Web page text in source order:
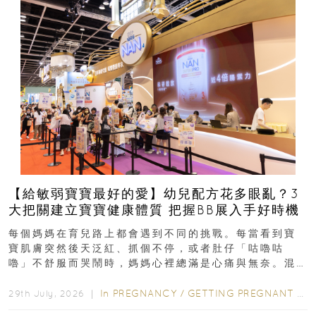
【給敏弱寶寶最好的愛】幼兒配方花多眼亂？3
大把關建立寶寶健康體質 把握BB展入手好時機
每個媽媽在育兒路上都會遇到不同的挑戰。每當看到寶
寶肌膚突然後天泛紅、抓個不停，或者肚仔「咕嚕咕
嚕」不舒服而哭鬧時，媽媽心裡總滿是心痛與無奈。混
29th July, 2026 ｜ In PREGNANCY / GETTING PREGNANT